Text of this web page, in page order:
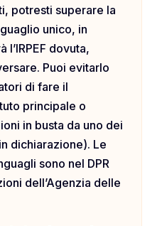
potresti superare la
unico, in
dovuta,
Puoi evitarlo
di fare il
principale o
in busta da uno dei
dichiarazione). Le
sono nel DPR
dell’Agenzia delle